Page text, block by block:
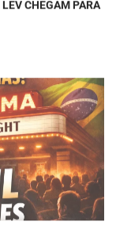
O Fenômeno